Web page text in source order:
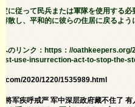
に従って民兵または軍隊を使用する
散し、平和的に彼らの住居に戻るよ
へのリンク：https：//
use-insurrection-act-to-stop-the-
2020/1220/1535989.html
将军疾呼戒严 军中深层政府藏不住了